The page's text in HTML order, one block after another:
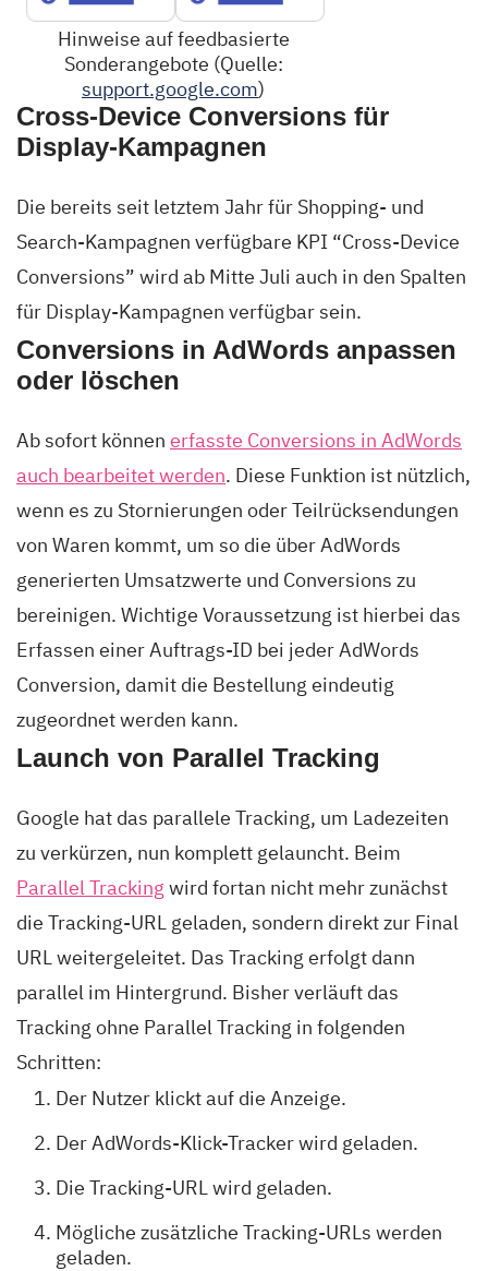
Hinweise auf feedbasierte
Sonderangebote (Quelle:
support.google.com)
Cross-Device Conversions für
Display-Kampagnen
Die bereits seit letztem Jahr für Shopping- und
Search-Kampagnen verfügbare KPI “Cross-Device
Conversions” wird ab Mitte Juli auch in den Spalten
für Display-Kampagnen verfügbar sein.
Conversions in AdWords anpassen
oder löschen
Ab sofort können erfasste Conversions in AdWords
auch bearbeitet werden. Diese Funktion ist nützlich,
wenn es zu Stornierungen oder Teilrücksendungen
von Waren kommt, um so die über AdWords
generierten Umsatzwerte und Conversions zu
bereinigen. Wichtige Voraussetzung ist hierbei das
Erfassen einer Auftrags-ID bei jeder AdWords
Conversion, damit die Bestellung eindeutig
zugeordnet werden kann.
Launch von Parallel Tracking
Google hat das parallele Tracking, um Ladezeiten
zu verkürzen, nun komplett gelauncht. Beim
Parallel Tracking wird fortan nicht mehr zunächst
die Tracking-URL geladen, sondern direkt zur Final
URL weitergeleitet. Das Tracking erfolgt dann
parallel im Hintergrund. Bisher verläuft das
Tracking ohne Parallel Tracking in folgenden
Schritten:
Der Nutzer klickt auf die Anzeige.
Der AdWords-Klick-Tracker wird geladen.
Die Tracking-URL wird geladen.
Mögliche zusätzliche Tracking-URLs werden
geladen.